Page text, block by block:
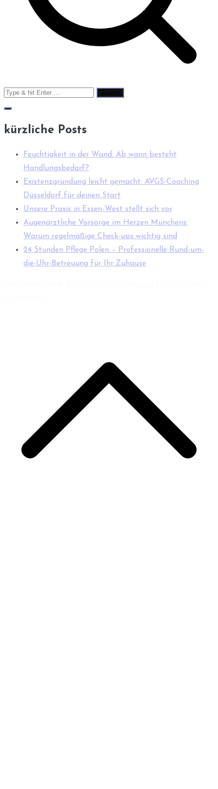
Search
for:
kürzliche Posts
Feuchtigkeit in der Wand: Ab wann besteht
Handlungsbedarf?
Existenzgründung leicht gemacht: AVGS-Coaching
Düsseldorf für deinen Start
Unsere Praxis in Essen-West stellt sich vor
Augenärztliche Vorsorge im Herzen Münchens:
Warum regelmäßige Check-ups wichtig sind
24 Stunden Pflege Polen – Professionelle Rund-um-
die-Uhr-Betreuung für Ihr Zuhause